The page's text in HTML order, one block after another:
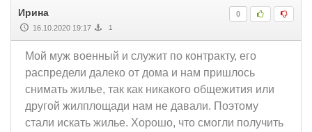
0
Ирина
16.10.2020 19:17 1
Мой муж военный и служит по контракту, его
распредели далеко от дома и нам пришлось
снимать жилье, так как никакого общежития или
другой жилплощади нам не давали. Поэтому
стали искать жилье. Хорошо, что смогли получить